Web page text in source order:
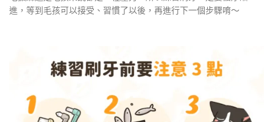
進，等到毛孩可以接受、習慣了以後，再進行下一個步驟唷～